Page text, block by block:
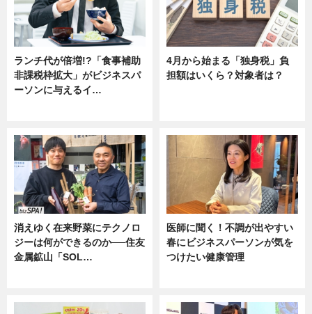
ランチ代が倍増!?「食事補助
非課税枠拡大」がビジネスパ
ーソンに与えるイ…
4月から始まる「独身税」負
担額はいくら？対象者は？
消えゆく在来野菜にテクノロ
ジーは何ができるのか──住友
金属鉱山「SOL…
医師に聞く！不調が出やすい
春にビジネスパーソンが気を
つけたい健康管理